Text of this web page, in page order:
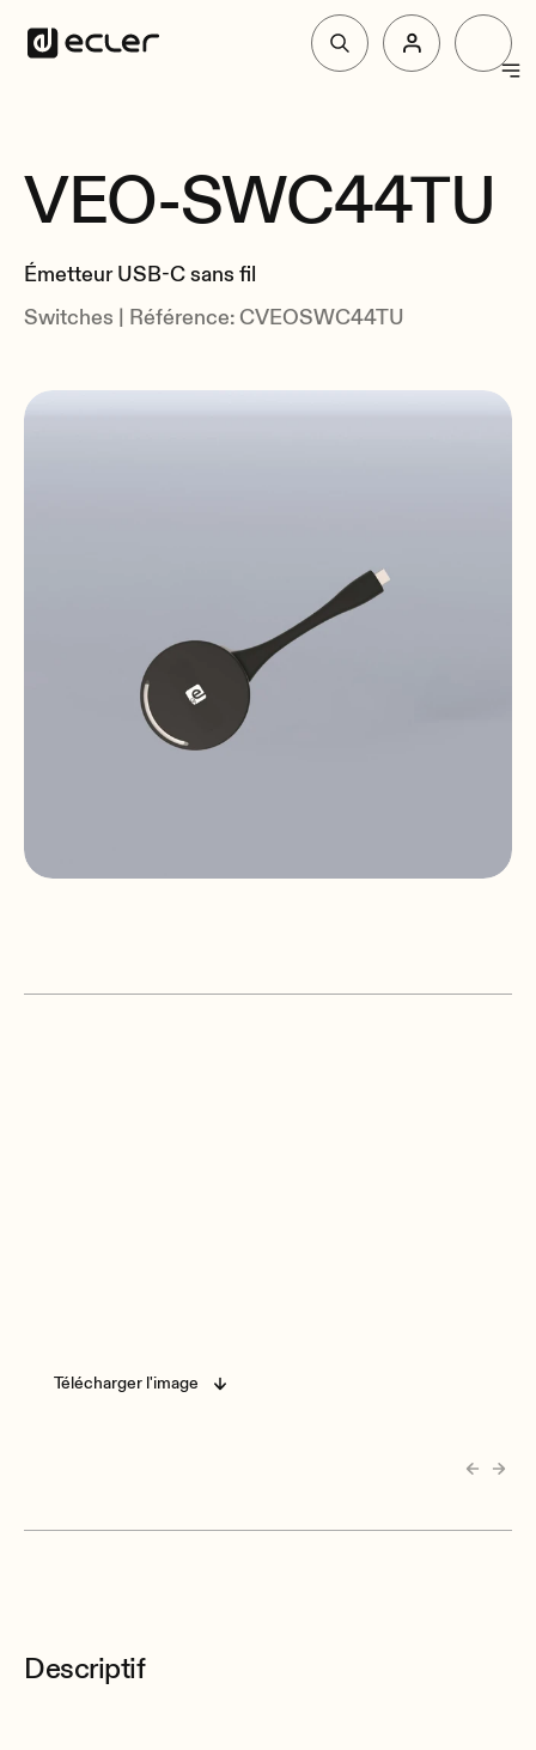
Solutions
Pourquoi Ecler
Soutien et communauté
Vue d'Ensemble
VEO-SWC44TU
Émetteur USB-C sans fil
Switches | Référence: CVEOSWC44TU
Télécharger l'image
Descriptif